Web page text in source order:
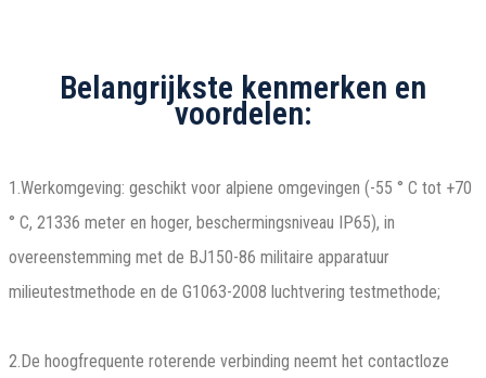
Belangrijkste kenmerken en
voordelen:
1.Werkomgeving: geschikt voor alpiene omgevingen (-55 ° C tot +70
° C, 21336 meter en hoger, beschermingsniveau IP65), in
overeenstemming met de BJ150-86 militaire apparatuur
milieutestmethode en de G1063-2008 luchtvering testmethode;
2.De hoogfrequente roterende verbinding neemt het contactloze